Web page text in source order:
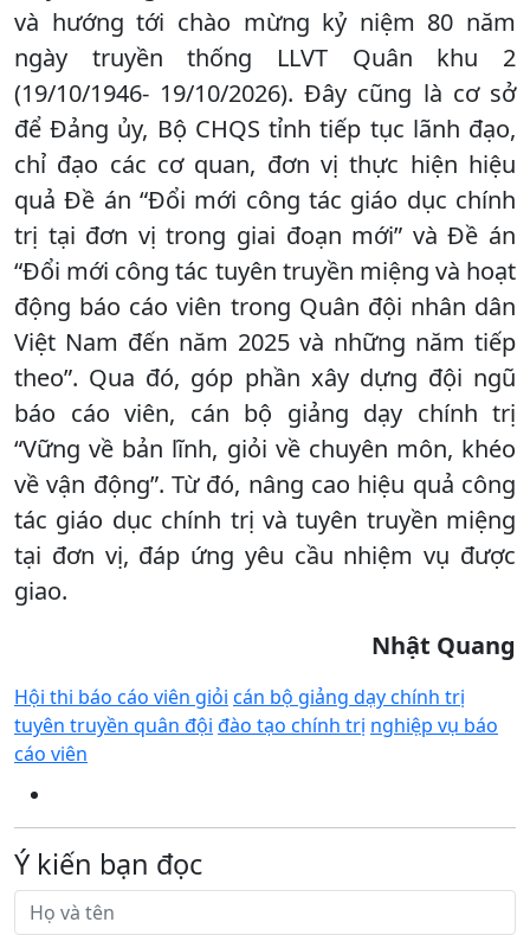
và hướng tới chào mừng kỷ niệm 80 năm
ngày truyền thống LLVT Quân khu 2
(19/10/1946- 19/10/2026). Đây cũng là cơ sở
để Đảng ủy, Bộ CHQS tỉnh tiếp tục lãnh đạo,
chỉ đạo các cơ quan, đơn vị thực hiện hiệu
quả Đề án “Đổi mới công tác giáo dục chính
trị tại đơn vị trong giai đoạn mới” và Đề án
“Đổi mới công tác tuyên truyền miệng và hoạt
động báo cáo viên trong Quân đội nhân dân
Việt Nam đến năm 2025 và những năm tiếp
theo”. Qua đó, góp phần xây dựng đội ngũ
báo cáo viên, cán bộ giảng dạy chính trị
“Vững về bản lĩnh, giỏi về chuyên môn, khéo
về vận động”. Từ đó, nâng cao hiệu quả công
tác giáo dục chính trị và tuyên truyền miệng
tại đơn vị, đáp ứng yêu cầu nhiệm vụ được
giao.
Nhật Quang
Hội thi báo cáo viên giỏi cán bộ giảng dạy chính trị
tuyên truyền quân đội đào tạo chính trị nghiệp vụ báo
cáo viên
Ý kiến bạn đọc